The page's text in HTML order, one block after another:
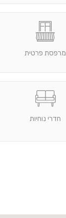
מרפסת פרטית
חדרי נוחיות